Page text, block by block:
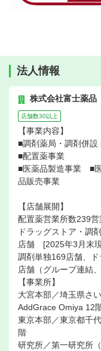
法人情報
株式会社富士薬品
店舗数30以上
【事業内容】
■調剤薬局・調剤併
■配置薬事業
■医薬品製造事業 ■
品販売事業
【店舗展開】
配置薬営業所数239
ドラッグストア・調
店舗 [2025年3月末
調剤単独169店舗、
店舗（グループ連結
【事業所】
大宮本部／埼玉県さ
AddGrace Omiya 12
東京本部／東京都千
階
研究所／第一研究所